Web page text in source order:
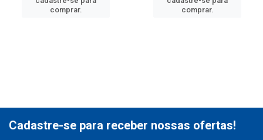
comprar.
comprar.
Cadastre-se para receber nossas ofertas!